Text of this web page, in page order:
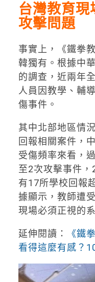
台灣教育
攻擊問題
事實上，《鐵拳
韓獨有。根據中
的調查，近兩年
人員因教學、輔
傷事件。
其中北部地區情
回報相關案件，
受傷頻率來看，
至2次攻擊事件
有17所學校回報
據顯示，教師遭
現場必須正視的
延伸閱讀：
《鐵
看得這麼有感？